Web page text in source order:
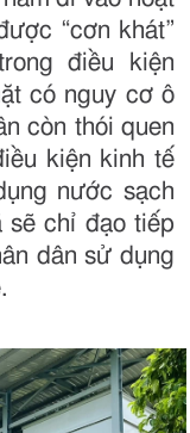
“cơn khát”
điều kiện
có nguy cơ ô
còn thói quen
kiện kinh tế
nước sạch
sẽ chỉ đạo tiếp
dân sử dụng